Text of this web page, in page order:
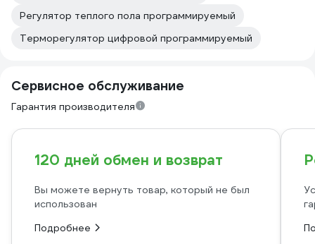
Регулятор теплого пола программируемый
Терморегулятор цифровой программируемый
Сервисное обслуживание
Гарантия производителя
120 дней обмен и возврат
Вы можете вернуть товар, который не был
использован
Подробнее